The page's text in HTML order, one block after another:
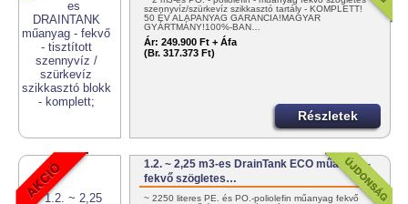
szennyvíz/szürkevíz szikkasztó tartály - KOMPLETT!
50 ÉV ALAPANYAG GARANCIA!MAGYAR
GYÁRTMÁNY!100%-BAN…
Ár: 249.900 Ft + Áfa
(Br. 317.373 Ft)
Részletek
1.2. ~ 2,25 m3-es DrainTank ECO műanyag -
fekvő szögletes…
~ 2250 literes PE. és PO.-poliolefin műanyag fekvő